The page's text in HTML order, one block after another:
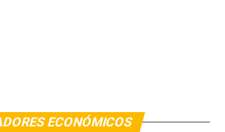
ECONÓMICOS